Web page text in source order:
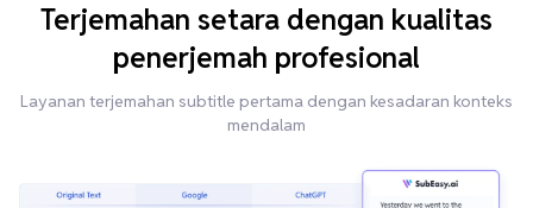
Terjemahan setara dengan kualitas
penerjemah profesional
Layanan terjemahan subtitle pertama dengan kesadaran konteks
mendalam